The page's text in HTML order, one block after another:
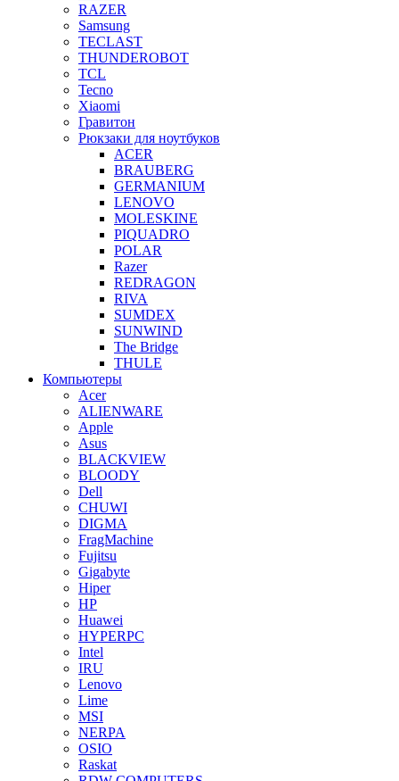
RAZER
Samsung
TECLAST
THUNDEROBOT
TCL
Tecno
Xiaomi
Гравитон
Рюкзаки для ноутбуков
ACER
BRAUBERG
GERMANIUM
LENOVO
MOLESKINE
PIQUADRO
POLAR
Razer
REDRAGON
RIVA
SUMDEX
SUNWIND
The Bridge
THULE
Компьютеры
Acer
ALIENWARE
Apple
Asus
BLACKVIEW
BLOODY
Dell
CHUWI
DIGMA
FragMachine
Fujitsu
Gigabyte
Hiper
HP
Huawei
HYPERPC
Intel
IRU
Lenovo
Lime
MSI
NERPA
OSIO
Raskat